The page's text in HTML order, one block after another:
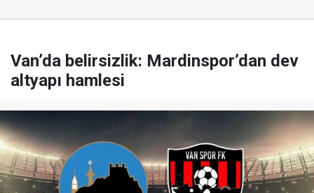
Van’da belirsizlik: Mardinspor’dan dev
altyapı hamlesi